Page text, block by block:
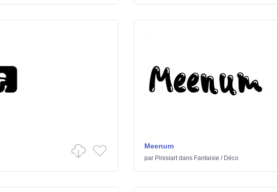
Meenum
par Pinisiartdans Fantaisie / Déco